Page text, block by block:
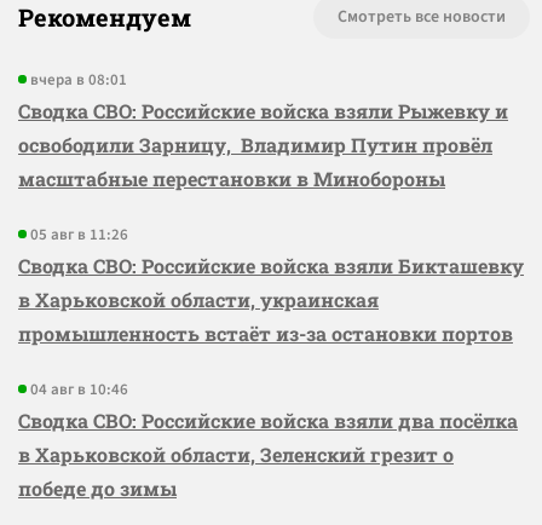
Рекомендуем Смотреть все новости
вчера в 08:01
Сводка СВО: Российские войска взяли Рыжевку и
освободили Зарницу, Владимир Путин провёл
масштабные перестановки в Минобороны
05 авг в 11:26
Сводка СВО: Российские войска взяли Бикташевку
в Харьковской области, украинская
промышленность встаёт из-за остановки портов
04 авг в 10:46
Сводка СВО: Российские войска взяли два посёлка
в Харьковской области, Зеленский грезит о
победе до зимы